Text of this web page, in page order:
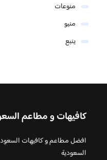
منوعات
منيو
ينبع
كافيهات و مطاعم
افضل مطاعم و كافيهات
السعودية